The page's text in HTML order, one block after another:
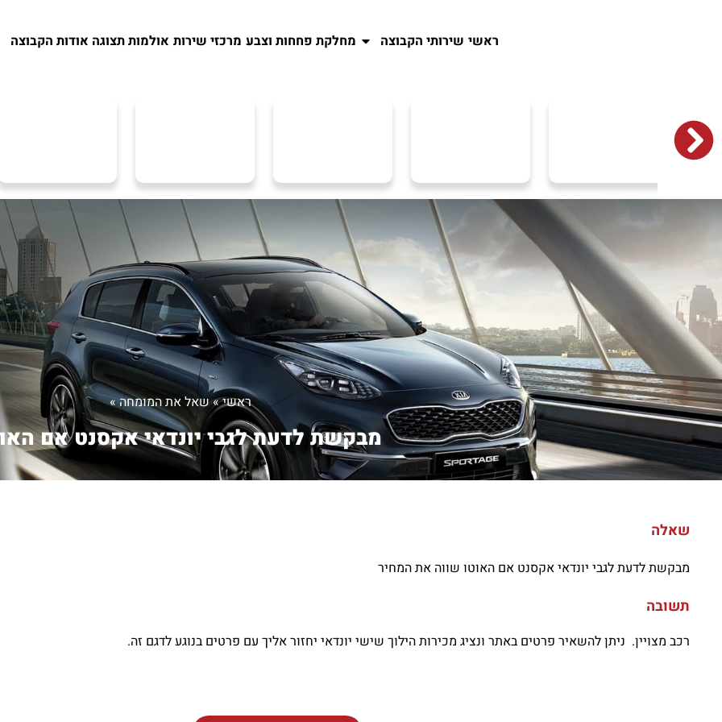
ראשי שירותי הקבוצה מחלקת פחחות וצבע מרכזי שירות אולמות תצוגה אודות הקבוצה
ראשי»שאל את המומחה»
מבקשת לדעת לגבי יונדאי אקסנט אם
שאלה
מבקשת לדעת לגבי יונדאי אקסנט אם האוטו שווה את המחיר
תשובה
רכב מצויין. ניתן להשאיר פרטים באתר ונציג מכירות הילוך שישי יונדאי יחזור אליך עם פרטים בנוגע לדגם זה.